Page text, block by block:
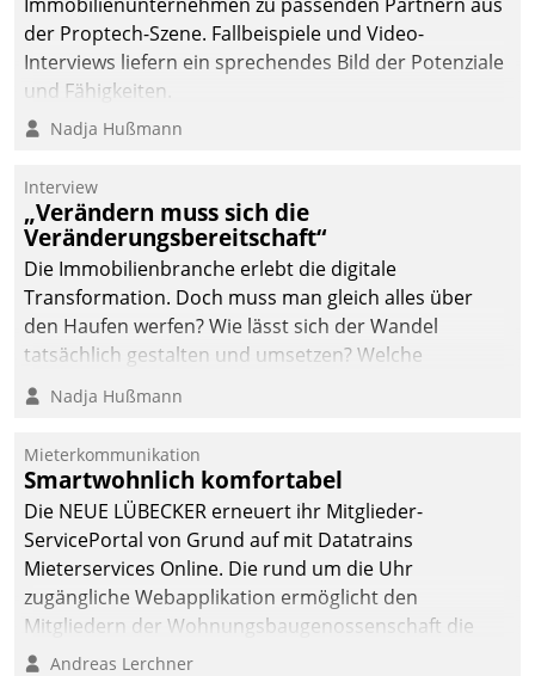
der Proptech-Szene. Fallbeispiele und Video-
Interviews liefern ein sprechendes Bild der Potenziale
und Fähigkeiten.
Nadja Hußmann
Interview
„Verändern muss sich die
Veränderungsbereitschaft“
Die Immobilienbranche erlebt die digitale
Transformation. Doch muss man gleich alles über
den Haufen werfen? Wie lässt sich der Wandel
tatsächlich gestalten und umsetzen? Welche
Argumente zählen wirklich?
Nadja Hußmann
Mieterkommunikation
Smartwohnlich komfortabel
Die NEUE LÜBECKER erneuert ihr Mitglieder-
ServicePortal von Grund auf mit Datatrains
Mieterservices Online. Die rund um die Uhr
zugängliche Webapplikation ermöglicht den
Mitgliedern der Wohnungs­bau­genossenschaft die
Kontaktaufnahme per Smartphone, Tablet oder PC.
Andreas Lerchner